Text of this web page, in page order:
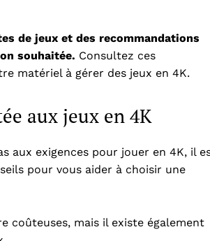
de jeux et des recommandations
souhaitée. Consultez ces
matériel à gérer des jeux en 4K.
aux jeux en 4K
aux exigences pour jouer en 4K, il
pour vous aider à choisir une
coûteuses, mais il existe également